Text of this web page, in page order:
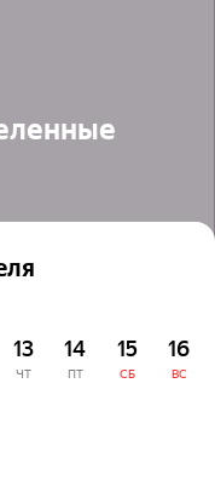
13
ЧТ
14
ПТ
15
СБ
16
ВС